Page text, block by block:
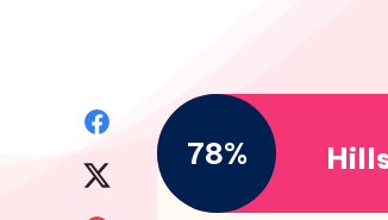
Facebook78%